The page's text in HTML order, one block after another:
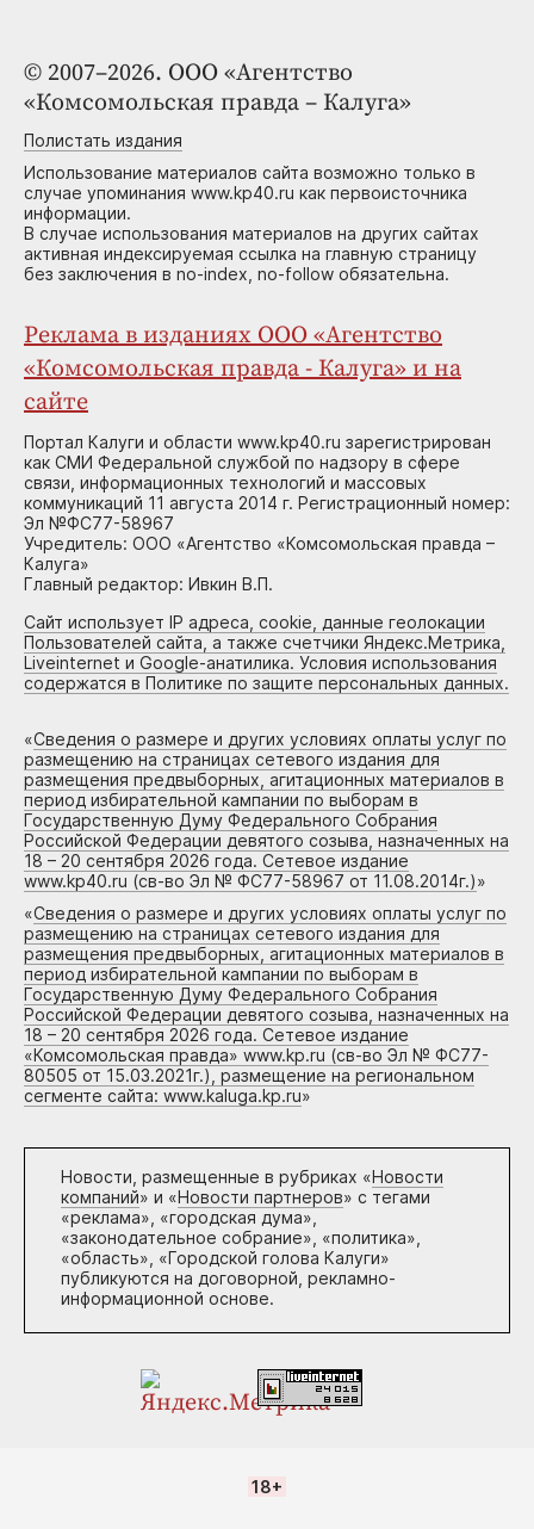
© 2007–2026. ООО «Агентство
«Комсомольская правда – Калуга»
Полистать издания
Использование материалов сайта возможно только в
случае упоминания www.kp40.ru как первоисточника
информации.
В случае использования материалов на других сайтах
активная индексируемая ссылка на главную страницу
без заключения в no-index, no-follow обязательна.
Реклама в изданиях ООО «Агентство
«Комсомольская правда - Калуга» и на
сайте
Портал Калуги и области www.kp40.ru зарегистрирован
как СМИ Федеральной службой по надзору в сфере
связи, информационных технологий и массовых
коммуникаций 11 августа 2014 г. Регистрационный номер:
Эл №ФС77-58967
Учредитель: ООО «Агентство «Комсомольская правда –
Калуга»
Главный редактор: Ивкин В.П.
Сайт использует IP адреса, cookie, данные геолокации
Пользователей сайта, а также счетчики Яндекс.Метрика,
Liveinternet и Google-анатилика. Условия использования
содержатся в Политике по защите персональных данных.
«Сведения о размере и других условиях оплаты услуг по
размещению на страницах сетевого издания для
размещения предвыборных, агитационных материалов в
период избирательной кампании по выборам в
Государственную Думу Федерального Собрания
Российской Федерации девятого созыва, назначенных на
18 – 20 сентября 2026 года. Сетевое издание
www.kp40.ru (св-во Эл № ФС77-58967 от 11.08.2014г.)»
«Сведения о размере и других условиях оплаты услуг по
размещению на страницах сетевого издания для
размещения предвыборных, агитационных материалов в
период избирательной кампании по выборам в
Государственную Думу Федерального Собрания
Российской Федерации девятого созыва, назначенных на
18 – 20 сентября 2026 года. Сетевое издание
«Комсомольская правда» www.kp.ru (св-во Эл № ФС77-
80505 от 15.03.2021г.), размещение на региональном
сегменте сайта: www.kaluga.kp.ru»
Новости, размещенные в рубриках «Новости
компаний» и «Новости партнеров» с тегами
«реклама», «городская дума»,
«законодательное собрание», «политика»,
«область», «Городской голова Калуги»
публикуются на договорной, рекламно-
информационной основе.
18+